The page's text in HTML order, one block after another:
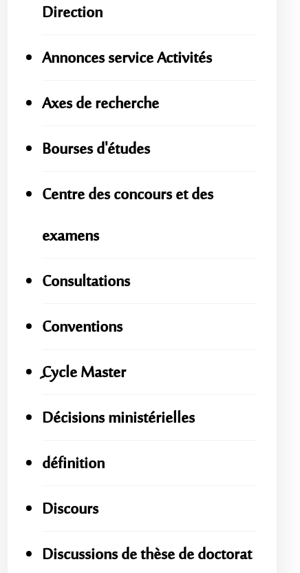
Direction
Annonces service Activités
Axes de recherche
Bourses d'études
Centre des concours et des
examens
Consultations
Conventions
ِِِCycle Master
Décisions ministérielles
définition
Discours
Discussions de thèse de doctorat